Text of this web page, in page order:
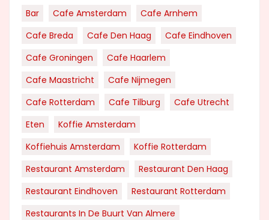
Bar Cafe Amsterdam
Cafe Arnhem
Cafe Breda
Cafe Den Haag
Cafe Eindhoven
Cafe Groningen
Cafe Haarlem
Cafe Maastricht
Cafe Nijmegen
Cafe Rotterdam
Cafe Tilburg
Cafe Utrecht
Eten
Koffie Amsterdam
Koffiehuis Amsterdam
Koffie Rotterdam
Restaurant Amsterdam
Restaurant Den Haag
Restaurant Eindhoven
Restaurant Rotterdam
Restaurants In De Buurt Van Almere